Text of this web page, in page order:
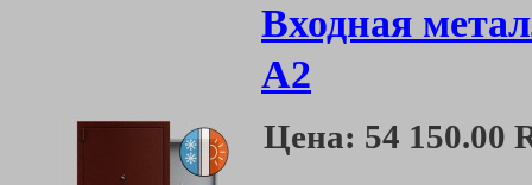
Входная
А2
Цена: 54 150.00